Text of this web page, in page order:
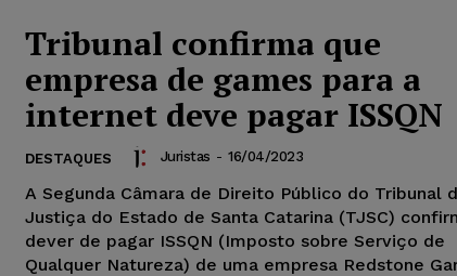
Tribunal confirma que
empresa de games para a
internet deve pagar ISSQN
DESTAQUES Juristas - 16/04/2023
A Segunda Câmara de Direito Público do Tribunal
Justiça do Estado de Santa Catarina (TJSC)
dever de pagar ISSQN (Imposto sobre Serviço de
Qualquer Natureza) de uma empresa Redstone